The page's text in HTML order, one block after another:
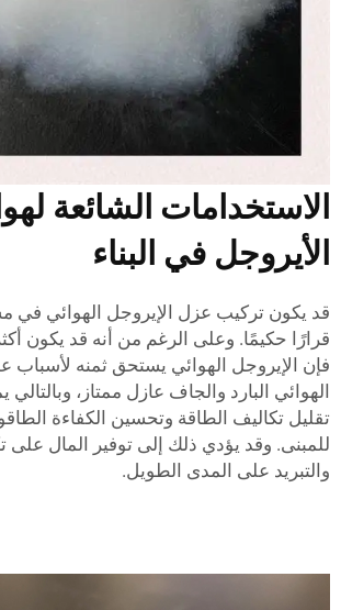
الاستخدامات الشائعة
الأيروجل في البناء
قد يكون تركيب عزل الإيروجل الهوائي في
قرارًا حكيمًا. وعلى الرغم من أنه قد يكون
فإن الإيروجل الهوائي يستحق ثمنه لأسباب
الهوائي البارد والجاف عازل ممتاز،
تقليل تكاليف الطاقة وتحسين الكفاءة
للمبنى. وقد يؤدي ذلك إلى توفير المال على
والتبريد على المدى الطويل.